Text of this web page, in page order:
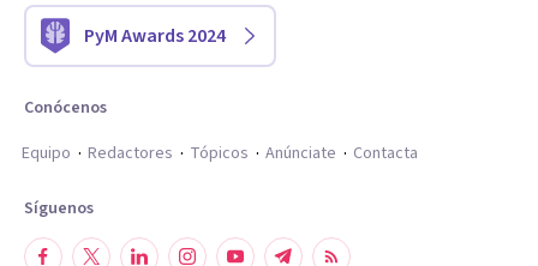
PyM Awards 2024
Conócenos
Equipo
Redactores Tópicos Anúnciate Contacta
Síguenos